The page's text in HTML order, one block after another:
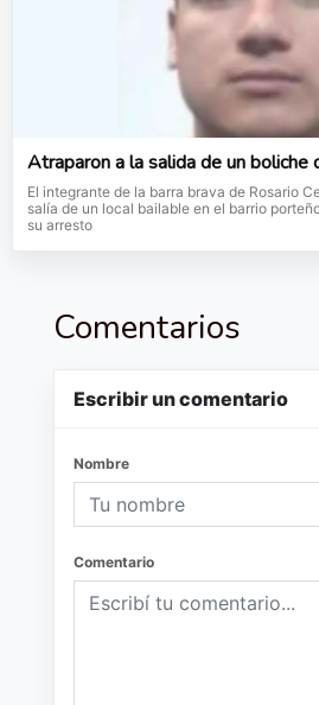
Atraparon a la salida de un
El integrante de la barra brava de Rosario
salía de un local bailable en el barrio
su arresto
Comentarios
Escribir un comentario
Nombre
Comentario